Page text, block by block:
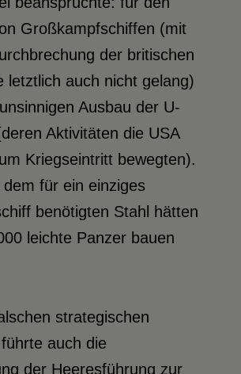
Großkampfschiffen (mit
der britischen
letztlich auch nicht gelang)
Ausbau der U-
Aktivitäten die USA
Kriegseintritt bewegten).
für ein einziges
benötigten Stahl hätten
leichte Panzer bauen
strategischen
auch die
der Heeresführung zur